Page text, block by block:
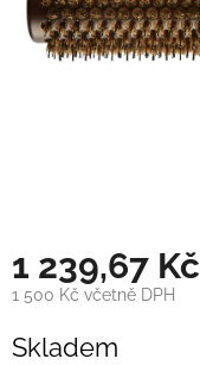
1 239,67 Kč
1 500 Kč včetně DPH
cena:
Skladem